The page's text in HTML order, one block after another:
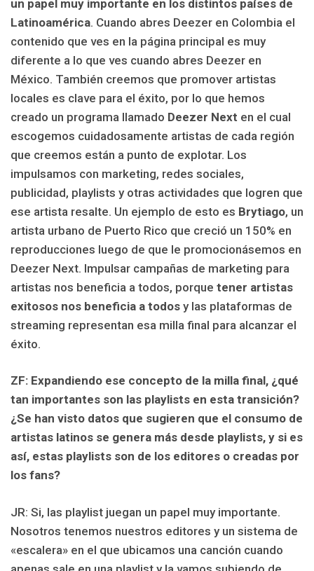
un papel muy importante en los distintos países de
Latinoamérica. Cuando abres Deezer en Colombia el
contenido que ves en la página principal es muy
diferente a lo que ves cuando abres Deezer en
México. También creemos que promover artistas
locales es clave para el éxito, por lo que hemos
creado un programa llamado Deezer Next en el cual
escogemos cuidadosamente artistas de cada región
que creemos están a punto de explotar. Los
impulsamos con marketing, redes sociales,
publicidad, playlists y otras actividades que logren que
ese artista resalte. Un ejemplo de esto es Brytiago, un
artista urbano de Puerto Rico que creció un 150% en
reproducciones luego de que le promocionásemos en
Deezer Next. Impulsar campañas de marketing para
artistas nos beneficia a todos, porque tener artistas
exitosos nos beneficia a todos y las plataformas de
streaming representan esa milla final para alcanzar el
éxito.
ZF: Expandiendo ese concepto de la milla final, ¿qué
tan importantes son las playlists en esta transición?
¿Se han visto datos que sugieren que el consumo de
artistas latinos se genera más desde playlists, y si es
así, estas playlists son de los editores o creadas por
los fans?
JR: Si, las playlist juegan un papel muy importante.
Nosotros tenemos nuestros editores y un sistema de
«escalera» en el que ubicamos una canción cuando